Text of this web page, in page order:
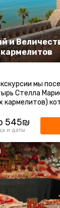
и
мы
Стелла
который расположился
545₪
и даты